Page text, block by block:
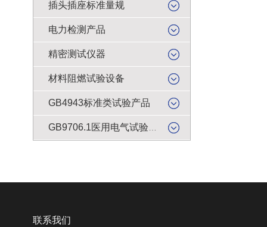
插头插座标准量规
电力检测产品
精密测试仪器
材料阻燃试验设备
GB4943标准类试验产品
联系我们